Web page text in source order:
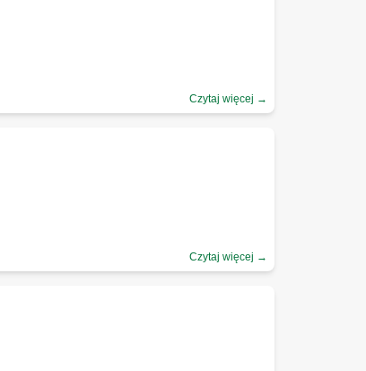
Czytaj więcej →
Czytaj więcej →